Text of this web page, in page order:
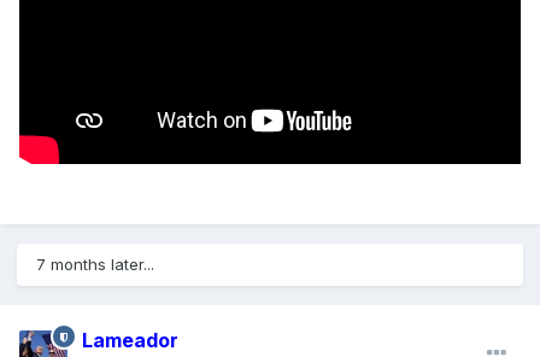
7 months later...
Lameador